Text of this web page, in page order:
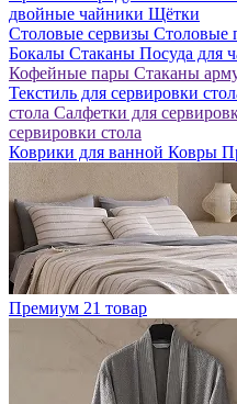
двойные чайники Щётки
Столовые сервизы Столовые
Бокалы Стаканы Посуда для
Кофейные пары Стаканы
Текстиль для сервировки
стола Салфетки для
сервировки стола
Коврики для ванной Ковры
Премиум 21 товар